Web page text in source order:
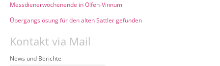
Messdienerwochenende in Olfen-Vinnum
Übergangslösung für den alten Sattler gefunden
Kontakt via Mail
News und Berichte